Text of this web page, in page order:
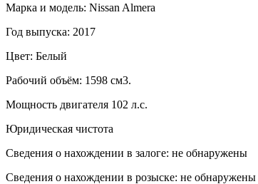
Марка и модель: Nissan Almera
Год выпуска: 2017
Цвет: Белый
Рабочий объём: 1598 см3.
Мощность двигателя 102 л.с.
Юридическая чистота
Сведения о нахождении в залоге: не обнаружены
Сведения о нахождении в розыске: не обнаружены